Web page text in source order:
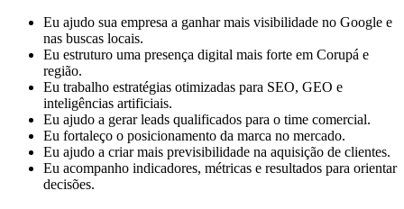
Eu ajudo sua empresa a ganhar mais visibilidade no Google e
nas buscas locais.
Eu estruturo uma presença digital mais forte em Corupá e
região.
Eu trabalho estratégias otimizadas para SEO, GEO e
inteligências artificiais.
Eu ajudo a gerar leads qualificados para o time comercial.
Eu fortaleço o posicionamento da marca no mercado.
Eu ajudo a criar mais previsibilidade na aquisição de clientes.
Eu acompanho indicadores, métricas e resultados para orientar
decisões.